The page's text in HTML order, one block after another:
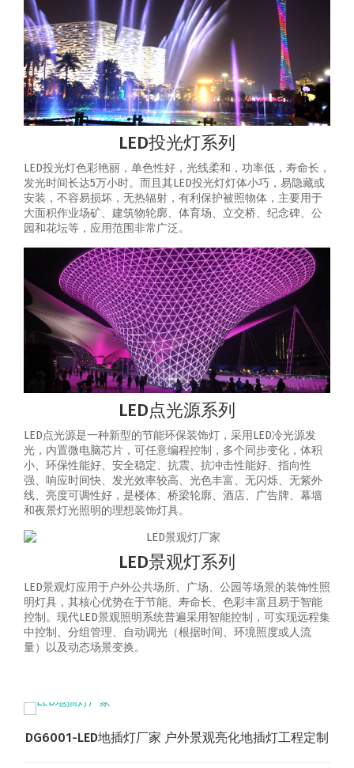
LED投光灯系列
LED投光灯色彩艳丽，单色性好，光线柔和，功率低，寿命长，
发光时间长达5万小时。而且其LED投光灯灯体小巧，易隐藏或
安装，不容易损坏，无热辐射，有利保护被照物体，主要用于
大面积作业场矿、建筑物轮廓、体育场、立交桥、纪念碑、公
园和花坛等，应用范围非常广泛。
LED点光源系列
LED点光源是一种新型的节能环保装饰灯，采用LED冷光源发
光，内置微电脑芯片，可任意编程控制，多个同步变化，体积
小、环保性能好、安全稳定、抗震、抗冲击性能好、指向性
强、响应时间快、发光效率较高、光色丰富、无闪烁、无紫外
线、亮度可调性好，是楼体、桥梁轮廓、酒店、广告牌、幕墙
和夜景灯光照明的理想装饰灯具。
LED景观灯系列
LED景观灯应用于户外公共场所、广场、公园等场景的装饰性照
明灯具，其核心优势在于节能、寿命长、色彩丰富且易于智能
控制‌。‌现代LED景观照明系统普遍采用智能控制，可实现‌远程集
中控制、分组管理、自动调光（根据时间、环境照度或人流
量）以及动态场景变换‌。
DG6001-LED地插灯厂家 户外景观亮化地插灯工程定制